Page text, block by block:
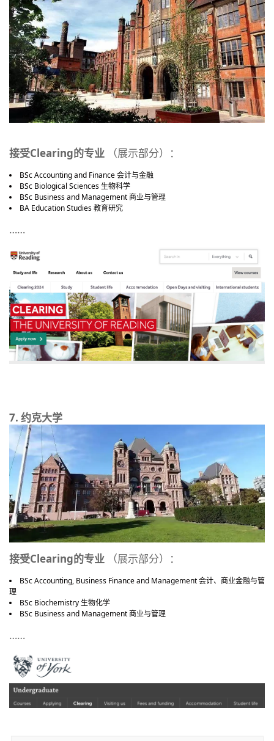
接受Clearing的专业 （展示部分）：
BSc Accounting and Finance 会计与金融
BSc Biological Sciences 生物科学
BSc Business and Management 商业与管理
BA Education Studies 教育研究
……
7. 约克大学
接受Clearing的专业 （展示部分）：
BSc Accounting, Business Finance and Management 会计、商业金融与管
理
BSc Biochemistry 生物化学
BSc Business and Management 商业与管理
……